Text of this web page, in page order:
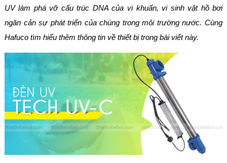
UV làm phá vỡ cấu trúc DNA của vi khuẩn, vi sinh vật hồ bơi
ngăn cản sự phát triển của chúng trong môi trường nước. Cùng
Hafuco tìm hiểu thêm thông tin về thiết bị trong bài viết này.